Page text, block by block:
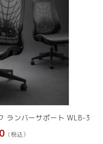
ランバーサポート WLB-3
(税込）